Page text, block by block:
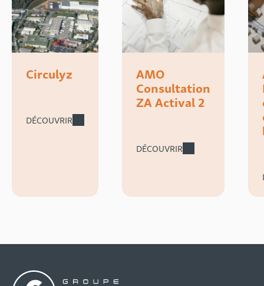
Circulyz
DÉCOUVRIR
AMO
Consultation
ZA Actival 2
DÉCOUVRIR